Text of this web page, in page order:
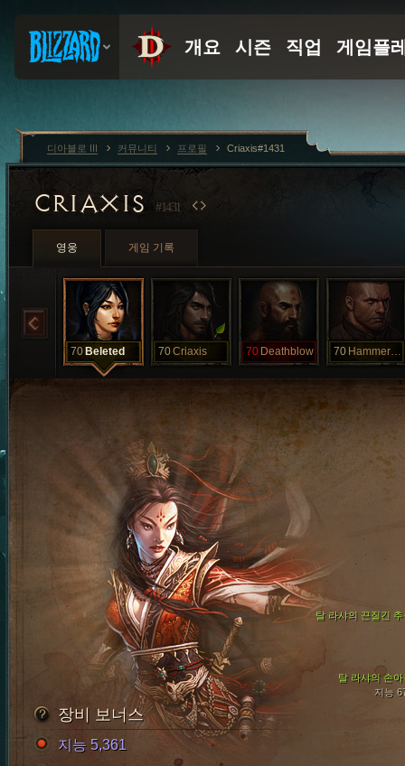
CRIAXIS #1431
영웅 게임 기록
70 Beleted 70Criaxis 70 Deathblow 70 HammerRammer
탈 라샤의 끈질긴 추
탈 라샤의 손아
지능
장비 보너스
지능 5,361
디아블로 III 커뮤니티 프로필 Criaxis#1431